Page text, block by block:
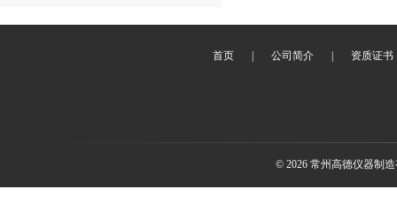
首页 公司简介 资质证书
© 2026 常州高德仪器制